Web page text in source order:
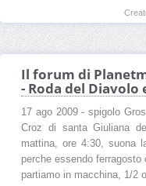
Il forum di
- Roda del Diavolo
17 ago 2009 - spigolo
Croz di santa Giuliana
mattina, ore 4:30, suona
perche essendo
partiamo in macchina, 1/2